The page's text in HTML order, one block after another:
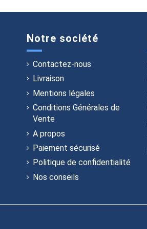
Notre société
Contactez-nous
Livraison
Mentions légales
Conditions Générales de
Vente
A propos
Paiement sécurisé
Politique de confidentialité
Nos conseils